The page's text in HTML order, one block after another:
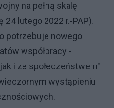
na pełną skalę
lutego 2022 r.-PAP).
potrzebuje nowego
współpracy -
i ze społeczeństwem"
wystąpieniu